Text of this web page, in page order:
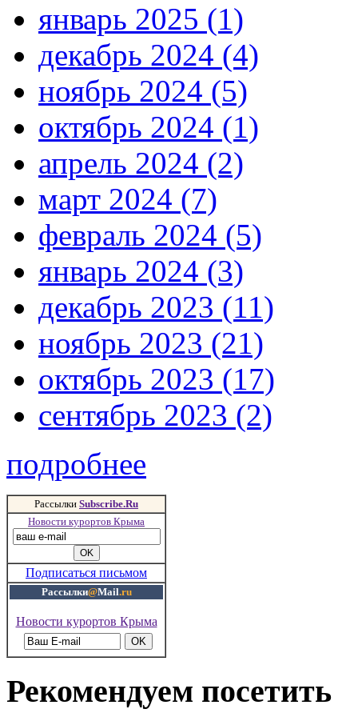
январь 2025 (1)
декабрь 2024 (4)
ноябрь 2024 (5)
октябрь 2024 (1)
апрель 2024 (2)
март 2024 (7)
февраль 2024 (5)
январь 2024 (3)
декабрь 2023 (11)
ноябрь 2023 (21)
октябрь 2023 (17)
сентябрь 2023 (2)
подробнее
Рассылки Subscribe.Ru
Новости курортов Крыма
Подписаться письмом
Рассылки@Mail.ru
Новости курортов Крыма
Рекомендуем посетить